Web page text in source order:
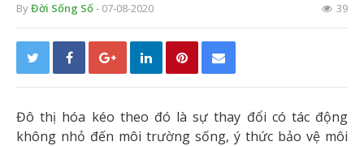
ByĐời Sống Số- 07-08-2020 39
Đô thị hóa kéo theo đó là sự thay đổi có tác động
không nhỏ đến môi trường sống, ý thức bảo vệ môi